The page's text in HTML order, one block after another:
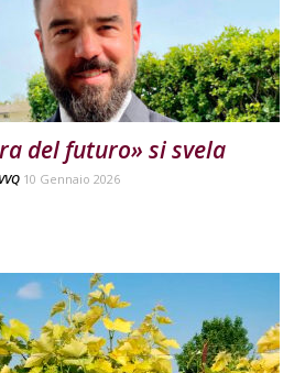
del futuro» si svela
10 Gennaio 2026